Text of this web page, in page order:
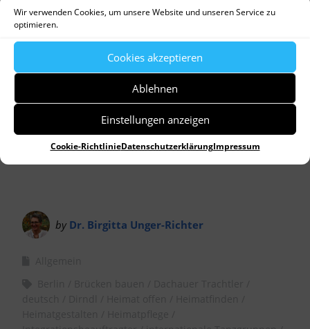
Wir verwenden Cookies, um unsere Website und unseren Service zu
optimieren.
Cookies akzeptieren
Ablehnen
Einstellungen anzeigen
Cookie-RichtlinieDatenschutzerklärungImpressum
Player
by Dr. Birgitta Unger-Richter